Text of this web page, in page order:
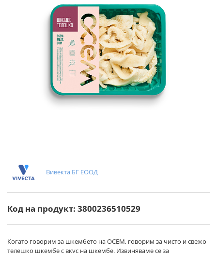
Вивекта БГ ЕООД
Код на продукт: 3800236510529
Когато говорим за шкембето на ОСЕМ, говорим за чисто и свежо
телешко шкембе с вкус на шкембе. Извиняваме се за